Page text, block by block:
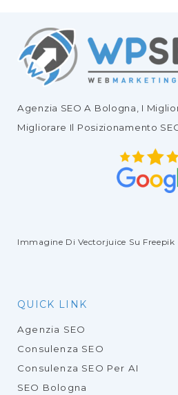
Agenzia SEO A Bologna, I
Migliorare Il Posizionamento
Immagine Di Vectorjuice Su Freepik
QUICK LINK
Agenzia SEO
Consulenza SEO
Consulenza SEO Per AI
SEO Bologna